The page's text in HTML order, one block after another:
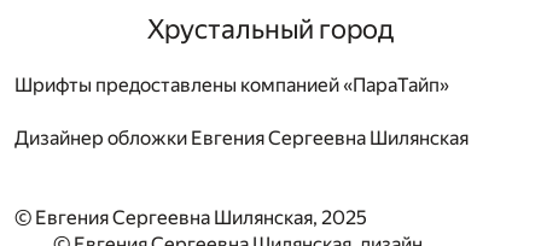
Хрустальный город
Шрифты предоставлены компанией «ПараТайп»
Дизайнер обложки Евгения Сергеевна Шилянская
© Евгения Сергеевна Шилянская, 2025